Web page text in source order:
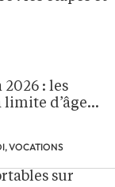
2026 : les
limite d’âge…
VOCATIONS
sur